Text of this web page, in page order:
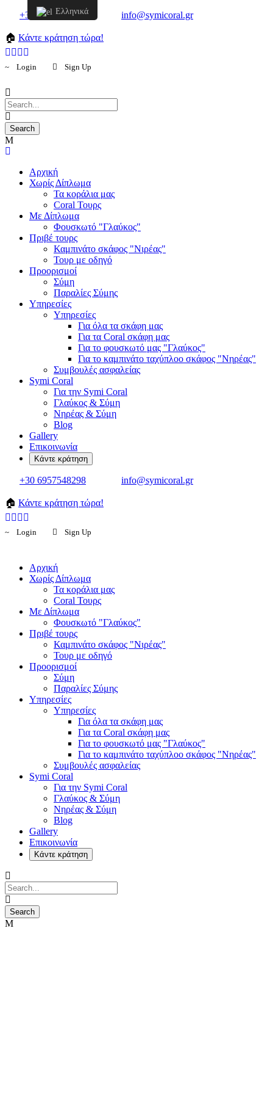
+30 6957548298 info@symicoral.gr
🏠 Κάντε κράτηση τώρα!
Login Sign Up
Αρχική
Χωρίς Δίπλωμα
Τα κοράλια μας
Coral Τουρς
Mε Δίπλωμα
Φουσκωτό "Γλαύκος"
Πριβέ τουρς
Καμπινάτο σκάφος "Νιρέας"
Τουρ με οδηγό
Προορισμοί
Σύμη
Παραλίες Σύμης
Υπηρεσίες
Υπηρεσίες
Για όλα τα σκάφη μας
Για τα Coral σκάφη μας
Για το φουσκωτό μας "Γλαύκος"
Για το καμπινάτο ταχύπλοο σκάφος "Νηρέας"
Συμβουλές ασφαλείας
Symi Coral
Για την Symi Coral
Γλαύκος & Σύμη
Νηρέας & Σύμη
Blog
Gallery
Επικοινωνία
+30 6957548298 info@symicoral.gr
🏠 Κάντε κράτηση τώρα!
Login Sign Up
Αρχική
Χωρίς Δίπλωμα
Τα κοράλια μας
Coral Τουρς
Mε Δίπλωμα
Φουσκωτό "Γλαύκος"
Πριβέ τουρς
Καμπινάτο σκάφος "Νιρέας"
Τουρ με οδηγό
Προορισμοί
Σύμη
Παραλίες Σύμης
Υπηρεσίες
Υπηρεσίες
Για όλα τα σκάφη μας
Για τα Coral σκάφη μας
Για το φουσκωτό μας "Γλαύκος"
Για το καμπινάτο ταχύπλοο σκάφος "Νηρέας"
Συμβουλές ασφαλείας
Symi Coral
Για την Symi Coral
Γλαύκος & Σύμη
Νηρέας & Σύμη
Blog
Gallery
Επικοινωνία
Ελληνικά